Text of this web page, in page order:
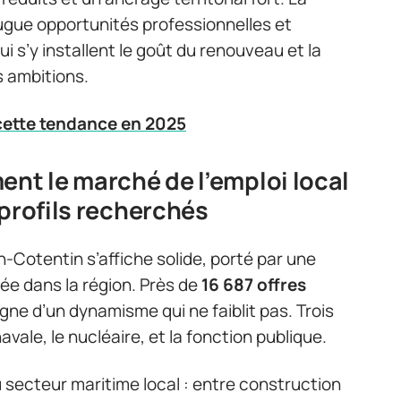
opportunités professionnelles et
s’y installent le goût du renouveau et la
ambitions.
tendance en 2025
le marché de l’emploi local
recherchés
Cotentin s’affiche solide, porté par une
dans la région. Près de16 687 offres
d’un dynamisme qui ne faiblit pas. Trois
le nucléaire, et la fonction publique.
secteur maritime local : entre construction